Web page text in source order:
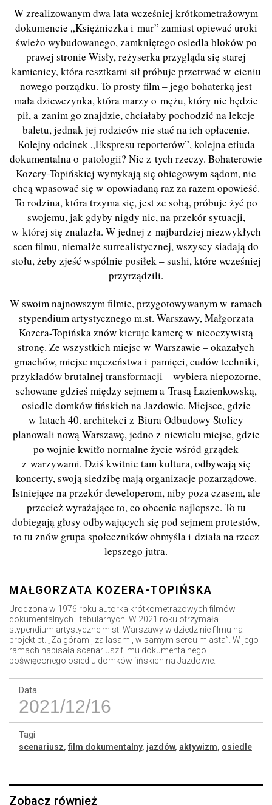
W zrealizowanym dwa lata wcześniej krótkometrażowym
dokumencie „Księżniczka i mur” zamiast opiewać uroki
świeżo wybudowanego, zamkniętego osiedla bloków po
prawej stronie Wisły, reżyserka przygląda się starej
kamienicy, która resztkami sił próbuje przetrwać w cieniu
nowego porządku. To prosty film – jego bohaterką jest
mała dziewczynka, która marzy o mężu, który nie będzie
pił, a zanim go znajdzie, chciałaby pochodzić na lekcje
baletu, jednak jej rodziców nie stać na ich opłacenie.
Kolejny odcinek „Ekspresu reporterów”, kolejna etiuda
dokumentalna o patologii? Nic z tych rzeczy. Bohaterowie
Kozery-Topińskiej wymykają się obiegowym sądom, nie
chcą wpasować się w opowiadaną raz za razem opowieść.
To rodzina, która trzyma się, jest ze sobą, próbuje żyć po
swojemu, jak gdyby nigdy nic, na przekór sytuacji,
w której się znalazła. W jednej z najbardziej niezwykłych
scen filmu, niemalże surrealistycznej, wszyscy siadają do
stołu, żeby zjeść wspólnie posiłek – sushi, które wcześniej
przyrządzili.
W swoim najnowszym filmie, przygotowywanym w ramach
stypendium artystycznego m.st. Warszawy, Małgorzata
Kozera-Topińska znów kieruje kamerę w nieoczywistą
stronę. Ze wszystkich miejsc w Warszawie – okazałych
gmachów, miejsc męczeństwa i pamięci, cudów techniki,
przykładów brutalnej transformacji – wybiera niepozorne,
schowane gdzieś między sejmem a Trasą Łazienkowską,
osiedle domków fińskich na Jazdowie. Miejsce, gdzie
w latach 40. architekci z Biura Odbudowy Stolicy
planowali nową Warszawę, jedno z niewielu miejsc, gdzie
po wojnie kwitło normalne życie wśród grządek
z warzywami. Dziś kwitnie tam kultura, odbywają się
koncerty, swoją siedzibę mają organizacje pozarządowe.
Istniejące na przekór deweloperom, niby poza czasem, ale
przecież wyrażające to, co obecnie najlepsze. To tu
dobiegają głosy odbywających się pod sejmem protestów,
to tu znów grupa społeczników obmyśla i działa na rzecz
lepszego jutra.
MAŁGORZATA KOZERA-TOPIŃSKA
Urodzona w 1976 roku autorka krótkometrażowych filmów
dokumentalnych i fabularnych. W 2021 roku otrzymała
stypendium artystyczne m.st. Warszawy w dziedzinie filmu na
projekt pt. „Za górami, za lasami, w samym sercu miasta”. W jego
ramach napisała scenariusz filmu dokumentalnego
poświęconego osiedlu domków fińskich na Jazdowie.
Data
2021/12/16
Tagi
scenariusz, film dokumentalny, jazdów, aktywizm, osiedle
Zobacz również